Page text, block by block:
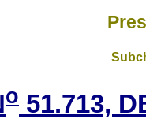
o 51.713,